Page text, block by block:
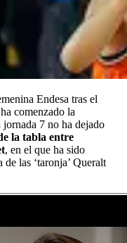
Endesa tras el
comenzado la
7 no ha dejado
la tabla entre
, en el que ha sido
las ‘taronja’ Queralt